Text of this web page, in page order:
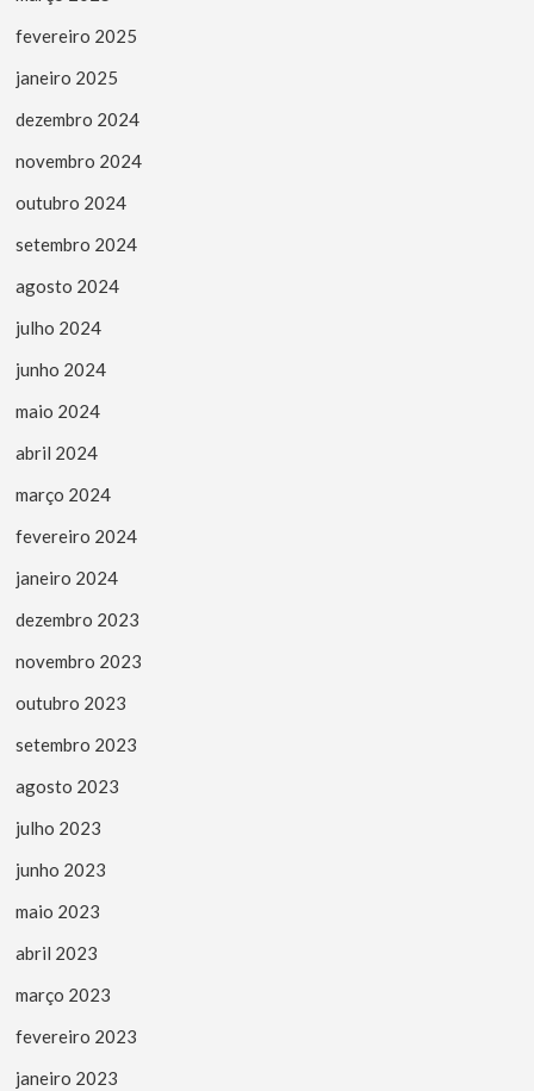
fevereiro 2025
janeiro 2025
dezembro 2024
novembro 2024
outubro 2024
setembro 2024
agosto 2024
julho 2024
junho 2024
maio 2024
abril 2024
março 2024
fevereiro 2024
janeiro 2024
dezembro 2023
novembro 2023
outubro 2023
setembro 2023
agosto 2023
julho 2023
junho 2023
maio 2023
abril 2023
março 2023
fevereiro 2023
janeiro 2023